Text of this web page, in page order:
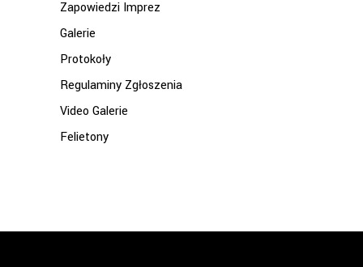
Zapowiedzi Imprez
Galerie
Protokoły
Regulaminy Zgłoszenia
Video Galerie
Felietony